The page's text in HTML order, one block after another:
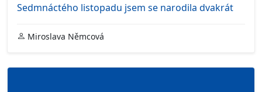
Sedmnáctého listopadu jsem se narodila dvakrát
Miroslava Němcová